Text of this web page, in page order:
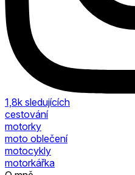
1,8k sledujících
cestování
motorky
moto oblečení
motocykly
motorkářka